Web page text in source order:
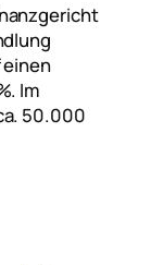
Im
50.000